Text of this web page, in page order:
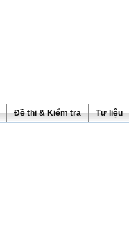
Đề thi & Kiểm tra Tư liệu